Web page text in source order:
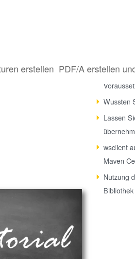
erstellen PDF/A erstellen
ganz einfach
Minimale
Wussten
Lassen
wsclient
Maven
Nutzung
Bibliothek